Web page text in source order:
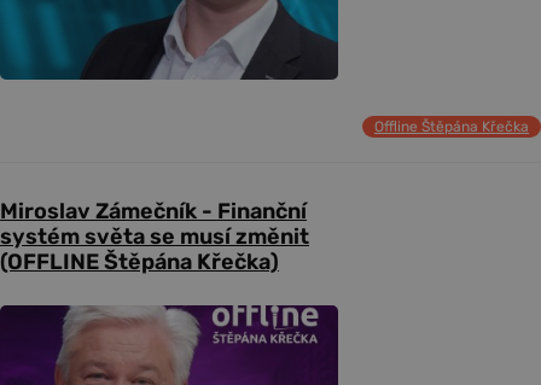
Offline Štěpána Křečka
Miroslav Zámečník - Finanční
systém světa se musí změnit
(OFFLINE Štěpána Křečka)